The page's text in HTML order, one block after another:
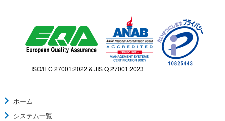
ISO/IEC 27001:2022 & JIS Q 27001:2023
ホーム
システム一覧